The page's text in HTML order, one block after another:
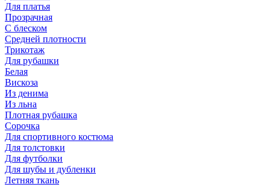
Для платья
Прозрачная
С блеском
Средней плотности
Трикотаж
Для рубашки
Белая
Вискоза
Из денима
Из льна
Плотная рубашка
Сорочка
Для спортивного костюма
Для толстовки
Для футболки
Для шубы и дубленки
Летняя ткань